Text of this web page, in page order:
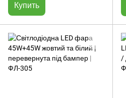
Купить